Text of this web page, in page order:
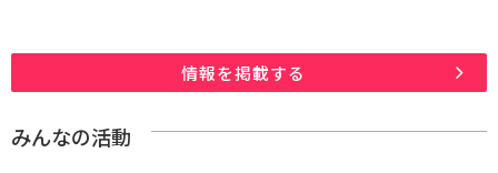
情報を掲載する
みんなの活動